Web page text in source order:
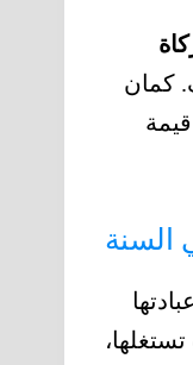
كمان
السنة